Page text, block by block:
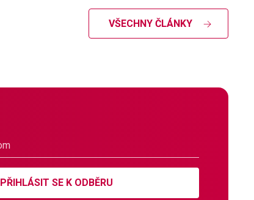
VŠECHNY ČLÁNKY
PŘIHLÁSIT SE K ODBĚRU